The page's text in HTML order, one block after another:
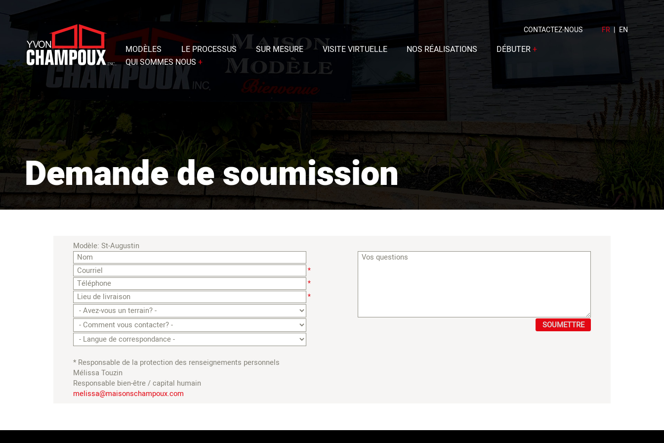
CONTACTEZ-NOUS FR | EN
MODÈLES LE PROCESSUS SUR MESURE VISITE VIRTUELLE NOS RÉALISATIONS DÉBUTER+
Étapes
FAQ
Spécifications
QUI SOMMES NOUS +
Représentants
Histoire
Demande de soumission
Modèle: St-Augustin
*
*
*
* Responsable de la protection des renseignements personnels
Mélissa Touzin
Responsable bien-être / capital humain
melissa@maisonschampoux.com